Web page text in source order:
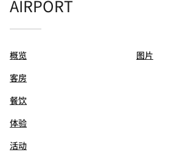
AIRPORT
概览
客房
餐饮
体验
活动
图片